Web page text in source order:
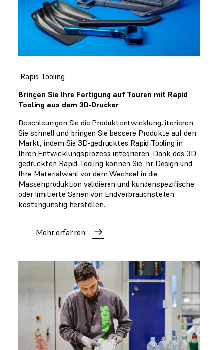
Rapid Tooling
Bringen Sie Ihre Fertigung auf Touren mit Rapid
Tooling aus dem 3D-Drucker
Beschleunigen Sie die Produktentwicklung, iterieren
Sie schnell und bringen Sie bessere Produkte auf den
Markt, indem Sie 3D-gedrucktes Rapid Tooling in
Ihren Entwicklungsprozess integrieren. Dank des 3D-
gedruckten Rapid Tooling können Sie Ihr Design und
Ihre Materialwahl vor dem Wechsel in die
Massenproduktion validieren und kundenspezifische
oder limitierte Serien von Endverbrauchsteilen
kostengünstig herstellen.
Mehr erfahren